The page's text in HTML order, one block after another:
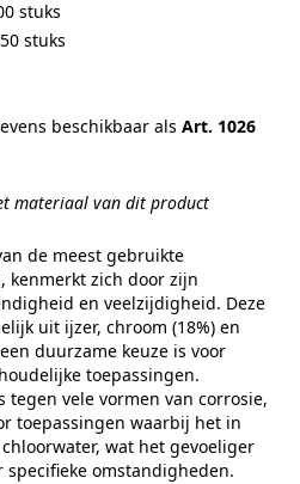
stuks
stuks
beschikbaar als Art. 1026
materiaal van dit product
de meest gebruikte
kenmerkt zich door zijn
en veelzijdigheid. Deze
uit ijzer, chroom (18%) en
duurzame keuze is voor
toepassingen.
tegen vele vormen van corrosie,
toepassingen waarbij het in
wat het gevoeliger
specifieke omstandigheden.